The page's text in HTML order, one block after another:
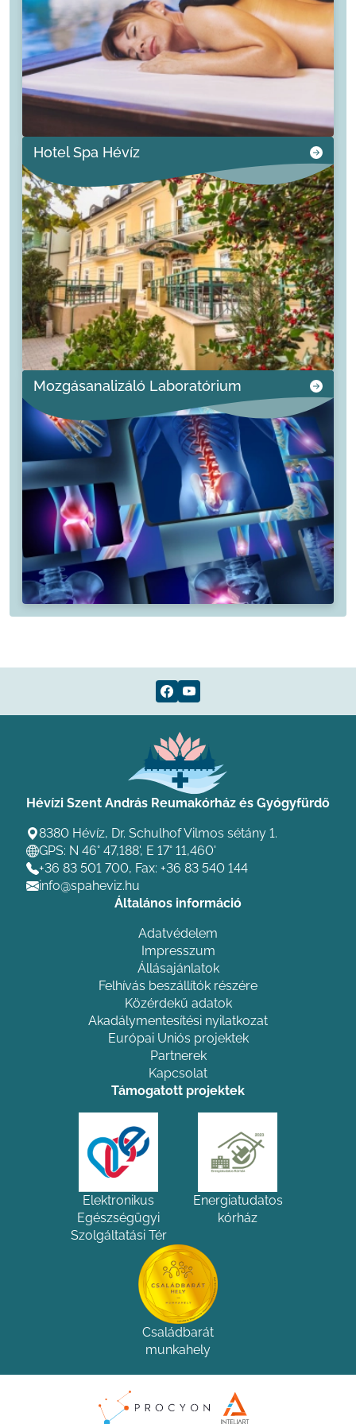
Hotel Spa Hévíz
Mozgásanalizáló Laboratórium
Hévízi Szent András Reumakórház és Gyógyfürdő
8380 Hévíz, Dr. Schulhof Vilmos sétány 1.
GPS: N 46° 47,188', E 17° 11,460'
+36 83 501 700, Fax: +36 83 540 144
info@spaheviz.hu
Általános információ
Adatvédelem
Impresszum
Állásajánlatok
Felhívás beszállítók részére
Közérdekű adatok
Akadálymentesítési nyilatkozat
Európai Uniós projektek
Partnerek
Kapcsolat
Támogatott projektek
Elektronikus
Egészségügyi
Szolgáltatási Tér
Energiatudatos
kórház
Családbarát
munkahely